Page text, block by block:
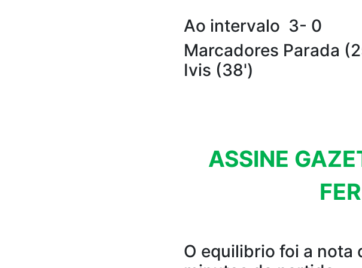
Ao intervalo 3- 0
Marcadores Parada
Ivis (38')
ASSINE
O equilibrio foi a nota